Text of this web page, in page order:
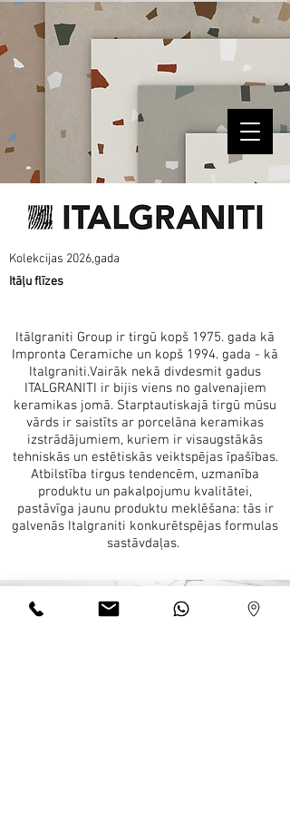
Kolekcijas 2026,gada
Itāļu flīzes
Itālgraniti Group ir tirgū kopš 1975. gada kā
Impronta Ceramiche un kopš 1994. gada - kā
Italgraniti.Vairāk nekā divdesmit gadus
ITALGRANITI ir bijis viens no galvenajiem
keramikas jomā. Starptautiskajā tirgū mūsu
vārds ir saistīts ar porcelāna keramikas
izstrādājumiem, kuriem ir visaugstākās
tehniskās un estētiskās veiktspējas īpašības.
Atbilstība tirgus tendencēm, uzmanība
produktu un pakalpojumu kvalitātei,
pastāvīga jaunu produktu meklēšana: tās ir
galvenās Italgraniti konkurētspējas formulas
sastāvdaļas.
ITALGRANITI CERAMICA | ĢENERĀLAIS KATALOGS